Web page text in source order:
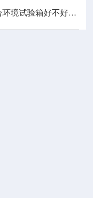
三综合环境试验箱好不好用？这里就有你想知道的答案